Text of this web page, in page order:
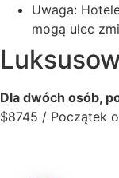
Uwaga:
mogą ulec
Dla dwóch osób,
$8745 / Początek